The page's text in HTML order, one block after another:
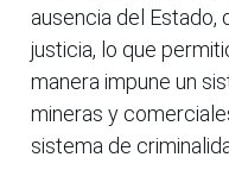
ausencia del Estado,
justicia, lo que
manera impune un
mineras y
sistema de